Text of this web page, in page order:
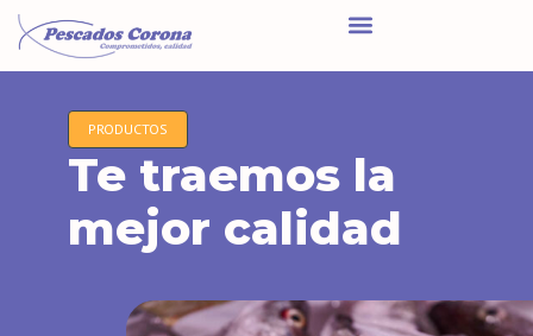
PRODUCTOS
Te traemos la
mejor calidad